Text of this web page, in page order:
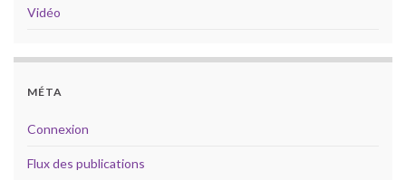
Vidéo
MÉTA
Connexion
Flux des publications